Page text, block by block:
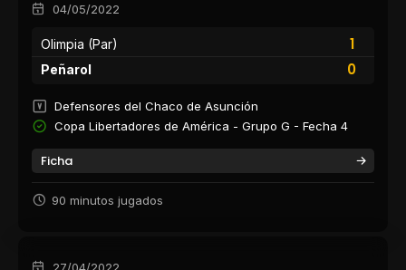
04/05/2022
Olimpia (Par)
1
0
Peñarol
Defensores del Chaco de Asunción
Copa Libertadores de América - Grupo G - Fecha 4
Ficha
90 minutos jugados
27/04/2022